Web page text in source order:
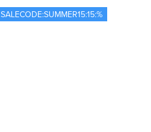
SALECODE:SUMMER15:15:%